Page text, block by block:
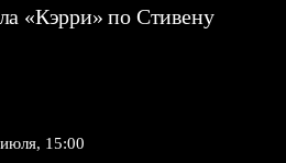
«Кэрри» по Стивену
15:00